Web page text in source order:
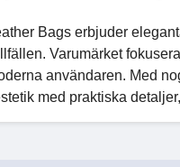
Bags erbjuder
Varumärket
användaren. Med
med praktiska